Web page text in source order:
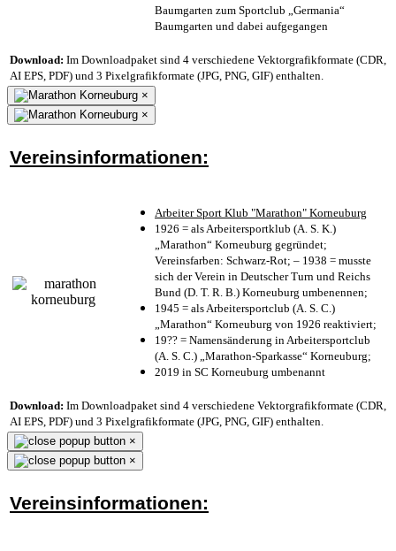
Baumgarten zum Sportclub „Germania“
Baumgarten und dabei aufgegangen
Download: Im Downloadpaket sind 4 verschiedene Vektorgrafikformate (CDR,
AI EPS, PDF) und 3 Pixelgrafikformate (JPG, PNG, GIF) enthalten.
×
×
Vereinsinformationen:
Arbeiter Sport Klub "Marathon" Korneuburg
1926 = als Arbeitersportklub (A. S. K.)
„Marathon“ Korneuburg gegründet;
Vereinsfarben: Schwarz-Rot; – 1938 = musste
sich der Verein in Deutscher Turn und Reichs
Bund (D. T. R. B.) Korneuburg umbenennen;
1945 = als Arbeitersportclub (A. S. C.)
„Marathon“ Korneuburg von 1926 reaktiviert;
19?? = Namensänderung in Arbeitersportclub
(A. S. C.) „Marathon-Sparkasse“ Korneuburg;
2019 in SC Korneuburg umbenannt
Download: Im Downloadpaket sind 4 verschiedene Vektorgrafikformate (CDR,
AI EPS, PDF) und 3 Pixelgrafikformate (JPG, PNG, GIF) enthalten.
×
×
Vereinsinformationen: